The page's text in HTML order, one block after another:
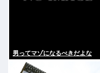
男ってマゾになるべきだよな